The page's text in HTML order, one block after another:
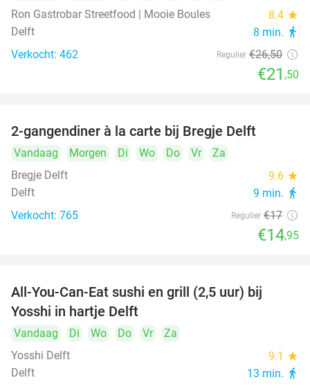
Ron Gastrobar Streetfood | Mooie Boules 8.4 star
Delft 8 min. directions_walk
Verkocht: 462 Regulier €26,50
€21 ,50
2-gangendiner à la carte bij Bregje Delft
Vandaag Morgen Di Wo Do Vr
Za
Bregje Delft
9.6 star
Delft 9 min. directions_walk
Verkocht: 765 Regulier €17
€14,95
All-You-Can-Eat sushi en grill (2,5 uur) bij
Yosshi in hartje Delft
Vandaag Di Wo Do Vr
Za
Yosshi Delft
9.1 star
Delft 13 min. directions_walk